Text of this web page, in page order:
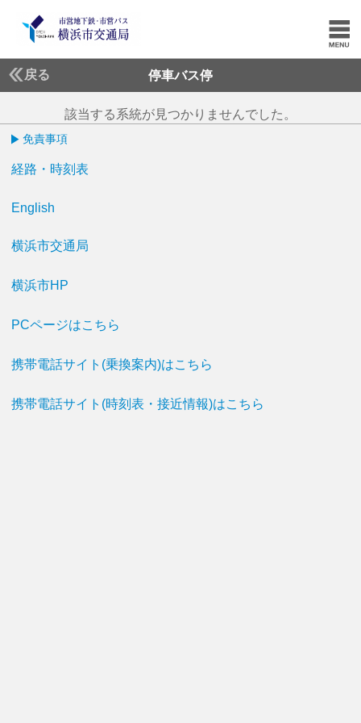
戻る 停車バス停
該当する系統が見つかりませんでした。
免責事項
経路・時刻表
English
横浜市交通局
横浜市HP
PCページはこちら
携帯電話サイト(乗換案内)はこちら
携帯電話サイト(時刻表・接近情報)はこちら